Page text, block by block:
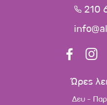
210
Ώρες
Δευ -